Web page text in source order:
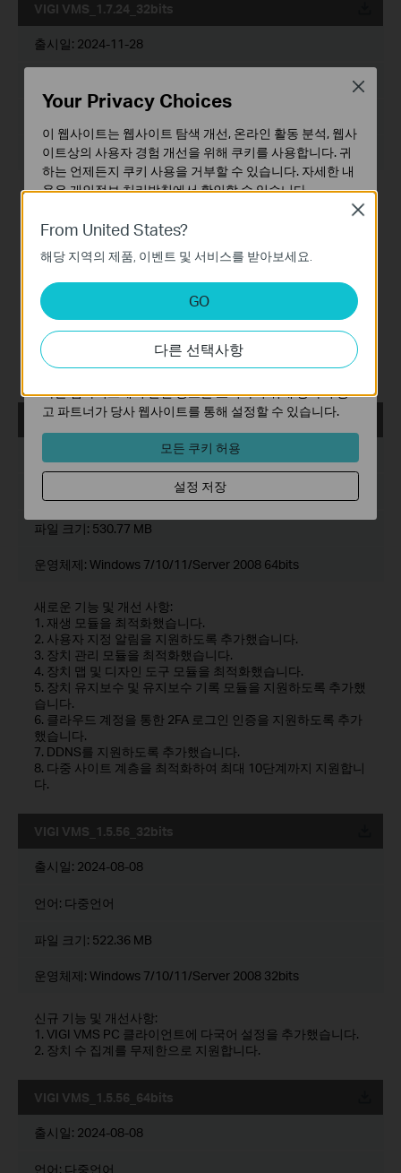
VIGI VMS_1.7.24_32bits
출시일: 2024-11-28
운영체제: Windows 7/10/11/Server 2008 32bits
새로운 기능 및 개선 사항:
2. 사용자 지정 알림 지원이 추가되었습니다.
4. 장치 맵 및 다지안 툴 모듈이 최적화되었습니다.
추가되었습니다.
6. 클라우드 계정을 통한 2FA 로그인 인증 지원이 추가되었습
니다.
7. DDNS 지원이 추가되었습니다.
8. 사이트의 여러 수준을 최적화했습니다. 최대 10개 수준을
지원합니다.
VIGI VMS_1.7.24_64bits
파일 크기: 530.77 MB
운영체제: Windows 7/10/11/Server 2008 64bits
새로운 기능 및 개선 사항:
1. 재생 모듈을 최적화했습니다.
2. 사용자 지정 알림을 지원하도록 추가했습니다.
3. 장치 관리 모듈을 최적화했습니다.
4. 장치 맵 및 디자인 도구 모듈을 최적화했습니다.
5. 장치 유지보수 및 유지보수 기록 모듈을 지원하도록 추가했
습니다.
6. 클라우드 계정을 통한 2FA 로그인 인증을 지원하도록 추가
했습니다.
7. DDNS를 지원하도록 추가했습니다.
8. 다중 사이트 계층을 최적화하여 최대 10단계까지 지원합니
다.
VIGI VMS_1.5.56_32bits
출시일: 2024-08-08
언어: 다중언어
파일 크기: 522.36 MB
운영체제: Windows 7/10/11/Server 2008 32bits
신규 기능 및 개선사항:
1. VIGI VMS PC 클라이언트에 다국어 설정을 추가했습니다.
2. 장치 수 집계를 무제한으로 지원합니다.
VIGI VMS_1.5.56_64bits
출시일: 2024-08-08
언어: 다중언어
From United States?
해당 지역의 제품, 이벤트 및 서비스를 받아보세요.
GO
다른 선택사항
Close
Your Privacy Choices
이 웹사이트는 웹사이트 탐색 개선, 온라인 활동 분석, 웹사
이트상의 사용자 경험 개선을 위해 쿠키를 사용합니다. 귀
하는 언제든지 쿠키 사용을 거부할 수 있습니다. 자세한 내
용은개인정보 처리방침에서 확인할 수 있습니다.
기본 쿠키
이 쿠키는 웹사이트가 작동하는 데 필요하며 사용자의 시
스템에서 비활성화할 수 없습니다.
분석 및 마케팅 쿠키
분석 쿠키는 웹사이트의 기능을 개선하고 조정하기 위해
웹사이트에서의 사용자 활동을 분석하는 데 사용하는 쿠키
입니다.
마케팅 쿠키는 귀하의 관심사에 대한 프로필을 생성하고
다른 웹사이트에서 관련 광고를 표시하기 위해 당사의 광
고 파트너가 당사 웹사이트를 통해 설정할 수 있습니다.
모든 쿠키 허용
설정 저장
Close